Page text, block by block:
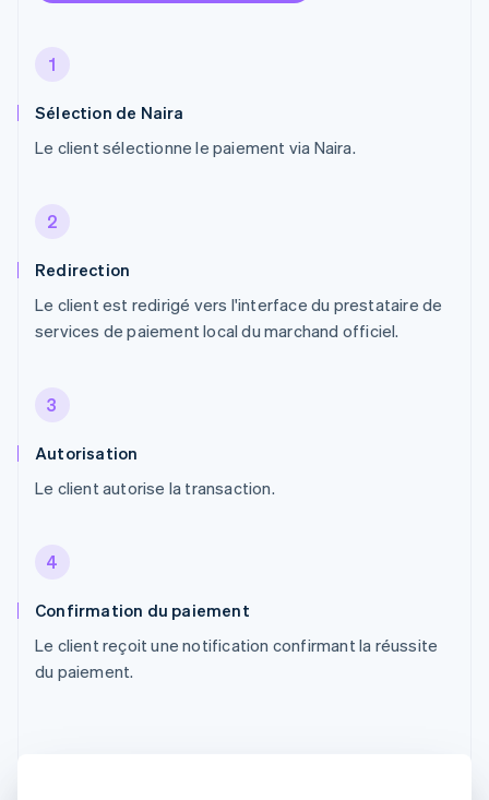
1
Sélection de Naira
Le client sélectionne le paiement via Naira.
2
Redirection
Le client est redirigé vers l'interface du prestataire de
services de paiement local du marchand officiel.
3
Autorisation
Le client autorise la transaction.
4
Confirmation du paiement
Le client reçoit une notification confirmant la réussite
du paiement.